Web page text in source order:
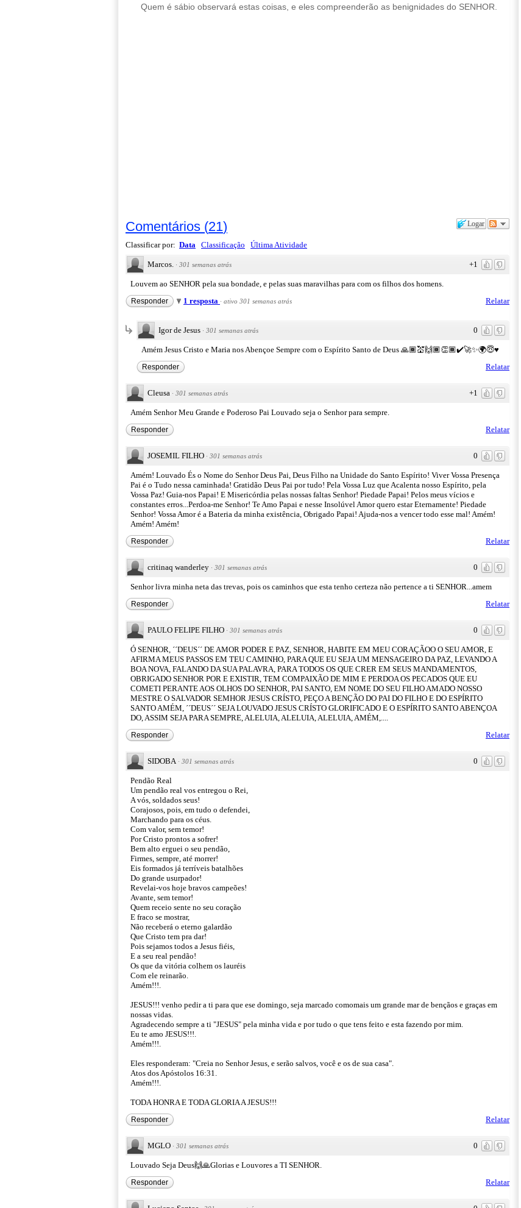
Quem é sábio observará estas coisas, e eles compreenderão as benignidades do SENHOR.
Logar
Comentários (21)
Classificar por: Data Classificação Última Atividade
+1
Marcos. · 301 semanas atrás
Louvem ao SENHOR pela sua bondade, e pelas suas maravilhas para com os filhos dos homens.
Relatar
Responder 1 resposta · ativo 301 semanas atrás
0
Igor de Jesus · 301 semanas atrás
Amém Jesus Cristo e Maria nos Abençoe Sempre com o Espírito Santo de Deus 🙏🏾💒🙌🏾👏🏾✔️🚀✨🌍😇♥️
Relatar
Responder
+1
Cleusa · 301 semanas atrás
Amém Senhor Meu Grande e Poderoso Pai Louvado seja o Senhor para sempre.
Relatar
Responder
0
JOSEMIL FILHO · 301 semanas atrás
Amém! Louvado És o Nome do Senhor Deus Pai, Deus Filho na Unidade do Santo Espírito! Viver Vossa Presença
Pai é o Tudo nessa caminhada! Gratidão Deus Pai por tudo! Pela Vossa Luz que Acalenta nosso Espírito, pela
Vossa Paz! Guia-nos Papai! E Misericórdia pelas nossas faltas Senhor! Piedade Papai! Pelos meus vícios e
constantes erros...Perdoa-me Senhor! Te Amo Papai e nesse Insolúvel Amor quero estar Eternamente! Piedade
Senhor! Vossa Amor é a Bateria da minha existência, Obrigado Papai! Ajuda-nos a vencer todo esse mal! Amém!
Amém! Amém!
Relatar
Responder
0
critinaq wanderley · 301 semanas atrás
Senhor livra minha neta das trevas, pois os caminhos que esta tenho certeza não pertence a ti SENHOR...amem
Relatar
Responder
0
PAULO FELIPE FILHO · 301 semanas atrás
Ó SENHOR, ´´DEUS´´ DE AMOR PODER E PAZ, SENHOR, HABITE EM MEU CORAÇÃOO O SEU AMOR, E
AFIRMA MEUS PASSOS EM TEU CAMINHO, PARA QUE EU SEJA UM MENSAGEIRO DA PAZ, LEVANDO A
BOA NOVA, FALANDO DA SUA PALAVRA, PARA TODOS OS QUE CRER EM SEUS MANDAMENTOS,
OBRIGADO SENHOR POR E EXISTIR, TEM COMPAIXÃO DE MIM E PERDOA OS PECADOS QUE EU
COMETI PERANTE AOS OLHOS DO SENHOR, PAI SANTO, EM NOME DO SEU FILHO AMADO NOSSO
MESTRE O SALVADOR SEMHOR JESUS CRÍSTO, PEÇO A BENÇÃO DO PAI DO FILHO E DO ESPÍRITO
SANTO AMÉM, ´´DEUS´´ SEJA LOUVADO JESUS CRÍSTO GLORIFICADO E O ESPÍRITO SANTO ABENÇOA
DO, ASSIM SEJA PARA SEMPRE, ALELUIA, ALELUIA, ALELUIA, AMÉM,....
Relatar
Responder
0
SIDOBA · 301 semanas atrás
Pendão Real
Um pendão real vos entregou o Rei,
A vós, soldados seus!
Corajosos, pois, em tudo o defendei,
Marchando para os céus.
Com valor, sem temor!
Por Cristo prontos a sofrer!
Bem alto erguei o seu pendão,
Firmes, sempre, até morrer!
Eis formados já terríveis batalhões
Do grande usurpador!
Revelai-vos hoje bravos campeões!
Avante, sem temor!
Quem receio sente no seu coração
E fraco se mostrar,
Não receberá o eterno galardão
Que Cristo tem pra dar!
Pois sejamos todos a Jesus fiéis,
E a seu real pendão!
Os que da vitória colhem os lauréis
Com ele reinarão.
Amém!!!.
JESUS!!! venho pedir a ti para que ese domingo, seja marcado comomais um grande mar de bençãos e graças em
nossas vidas.
Agradecendo sempre a ti "JESUS" pela minha vida e por tudo o que tens feito e esta fazendo por mim.
Eu te amo JESUS!!!.
Amém!!!.
Eles responderam: "Creia no Senhor Jesus, e serão salvos, você e os de sua casa".
Atos dos Apóstolos 16:31.
Amém!!!.
TODA HONRA E TODA GLORIA A JESUS!!!
Relatar
Responder
0
MGLO · 301 semanas atrás
Louvado Seja Deus🙌🙏Glorias e Louvores a TI SENHOR.
Relatar
Responder